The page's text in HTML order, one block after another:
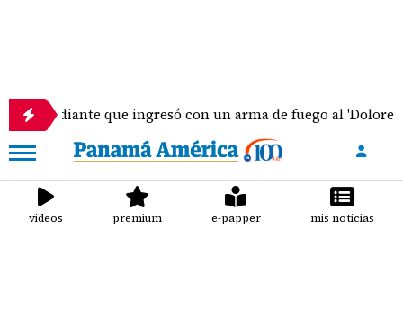
que ingresó con un arma de fuego al 'Dolores
videos premium e-papper mis noticias